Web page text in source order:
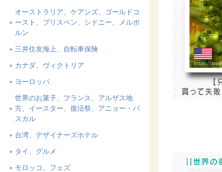
オーストラリア、ケアンズ、ゴールドコ
ースト、ブリスベン、シドニー、メルボ
ルン
三井住友海上、自転車保険
カナダ、ヴィクトリア
ヨーロッパ
世界のお菓子、フランス、アルザス地
方、イースター、復活祭、アニョー・パ
スカル
台湾、デザイナーズホテル
タイ、グルメ
モロッコ、フェズ